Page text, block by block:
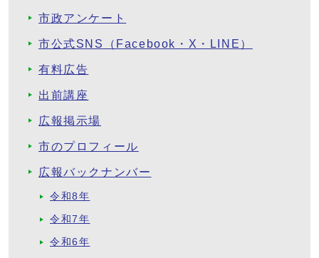
市政アンケート
市公式SNS（Facebook・X・LINE）
有料広告
出前講座
広報掲示場
市のプロフィール
広報バックナンバー
令和8年
令和7年
令和6年